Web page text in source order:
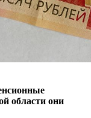
области они